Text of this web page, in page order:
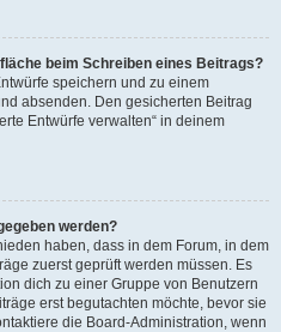
beim Schreiben eines Beitrags?
speichern und zu einem
absenden. Den gesicherten Beitrag
Entwürfe verwalten“ in deinem
werden?
haben, dass in dem Forum, in dem
zuerst geprüft werden müssen. Es
dich zu einer Gruppe von Benutzern
erst begutachten möchte, bevor sie
die Board-Administration, wenn